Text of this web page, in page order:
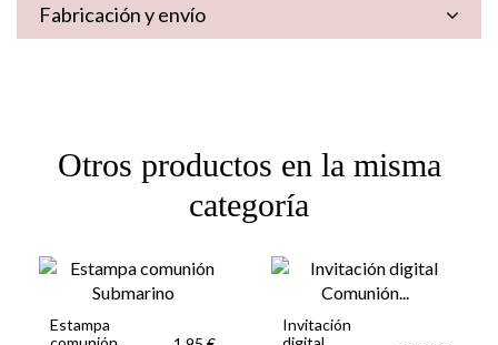
Fabricación y envío
Otros productos en la misma
categoría
Estampa
Invitación